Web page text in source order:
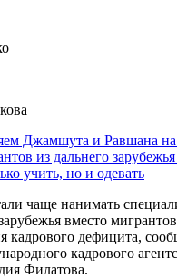
Джамшута и Равшана
из дальнего
учить, но и одевать
чаще нанимать
вместо
кадрового дефицита,
кадрового
Филатова.